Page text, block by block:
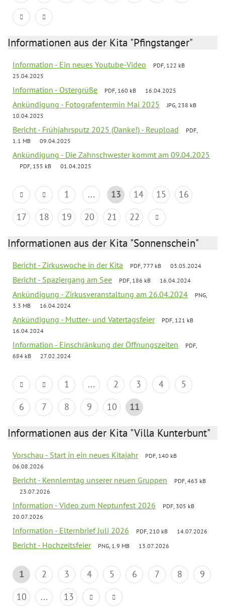
Informationen aus der Kita "Pfingstanger"
Information - Ein neues Youtube-Video
PDF, 122 kB
25.04.2025
Information - Ostergrüße PDF, 160 kB 16.04.2025
Ankündigung - Fotografentermin Mai 2025
JPG, 238 kB
10.04.2025
Bericht - Frühjahrsputz 2025 (Danke!) - Reupload
PDF,
1.1 MB
09.04.2025
Ankündigung - Die Zahnschwester kommt am 09.04.2025
PDF, 155 kB 01.04.2025
1 ... 13 14 15
16
17
18 19 20 21 22
Informationen aus der Kita "Sonnenschein"
Bericht - Zirkuswoche in der Kita PDF, 777 kB 03.05.2024
Bericht - Spaziergang am See PDF, 186 kB 16.04.2024
Ankündigung - Zirkusveranstaltung am 26.04.2024
PNG,
3.3 MB
16.04.2024
Ankündigung - Mutter- und Vatertagsfeier
PDF, 121 kB
16.04.2024
Information - Einschränkung der Öffnungszeiten
PDF,
684 kB
27.02.2024
1 ... 2 3 4
5
6
7 8 9 10 11
Informationen aus der Kita "Villa Kunterbunt"
Vorschau - Start in ein neues Kitajahr
PDF, 140 kB
06.08.2026
Bericht - Kennlerntag unserer neuen Gruppen
PDF, 463 kB
23.07.2026
Information - Video zum Neptunfest 2026
PDF, 305 kB
20.07.2026
Information - Elternbrief Juli 2026 PDF, 210 kB 14.07.2026
Bericht - Hochzeitsfeier PNG, 1.9 MB 13.07.2026
1 2 3 4 5 6 7 8
9
10
... 13